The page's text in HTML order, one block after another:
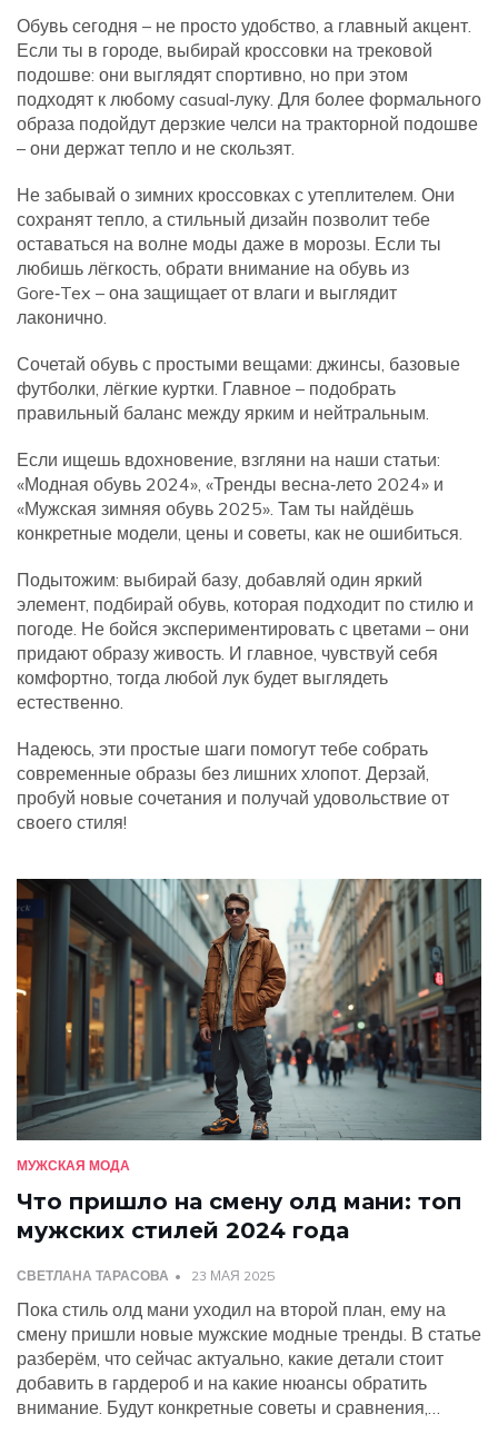
Обувь сегодня – не просто удобство, а главный акцент.
Если ты в городе, выбирай кроссовки на трековой
подошве: они выглядят спортивно, но при этом
подходят к любому casual‑луку. Для более формального
образа подойдут дерзкие челси на тракторной подошве
– они держат тепло и не скользят.
Не забывай о зимних кроссовках с утеплителем. Они
сохранят тепло, а стильный дизайн позволит тебе
оставаться на волне моды даже в морозы. Если ты
любишь лёгкость, обрати внимание на обувь из
Gore‑Tex – она защищает от влаги и выглядит
лаконично.
Сочетай обувь с простыми вещами: джинсы, базовые
футболки, лёгкие куртки. Главное – подобрать
правильный баланс между ярким и нейтральным.
Если ищешь вдохновение, взгляни на наши статьи:
«Модная обувь 2024», «Тренды весна‑лето 2024» и
«Мужская зимняя обувь 2025». Там ты найдёшь
конкретные модели, цены и советы, как не ошибиться.
Подытожим: выбирай базу, добавляй один яркий
элемент, подбирай обувь, которая подходит по стилю и
погоде. Не бойся экспериментировать с цветами – они
придают образу живость. И главное, чувствуй себя
комфортно, тогда любой лук будет выглядеть
естественно.
Надеюсь, эти простые шаги помогут тебе собрать
современные образы без лишних хлопот. Дерзай,
пробуй новые сочетания и получай удовольствие от
своего стиля!
МУЖСКАЯ МОДА
Что пришло на смену олд мани: топ
мужских стилей 2024 года
СВЕТЛАНА ТАРАСОВА 23 МАЯ 2025
Пока стиль олд мани уходил на второй план, ему на
смену пришли новые мужские модные тренды. В статье
разберём, что сейчас актуально, какие детали стоит
добавить в гардероб и на какие нюансы обратить
внимание. Будут конкретные советы и сравнения,